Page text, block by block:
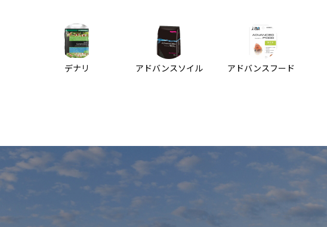
デナリ アドバンスソイル アドバンスフード